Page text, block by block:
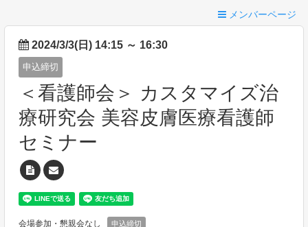
メンバーページ
2024/3/3(日) 14:15 ～ 16:30
申込締切
＜看護師会＞ カスタマイズ治
療研究会 美容皮膚医療看護師
セミナー
会場参加・懇親会なし 申込締切